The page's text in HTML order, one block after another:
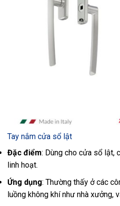
Tay nắm cửa sổ lật
Đặc điểm: Dùng cho cửa sổ lật,
linh hoạt.
Ứng dụng: Thường thấy ở các
luồng không khí như nhà xưởng,